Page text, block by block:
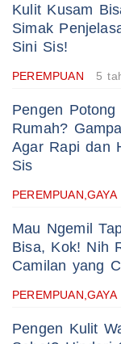
Kulit Kusam
Simak
Sini Sis!
PEREMPUAN 5
Pengen
Rumah?
Agar Rapi dan
Sis
Mau Ngemil
Bisa, Kok! Nih
Camilan yang
Pengen Kulit